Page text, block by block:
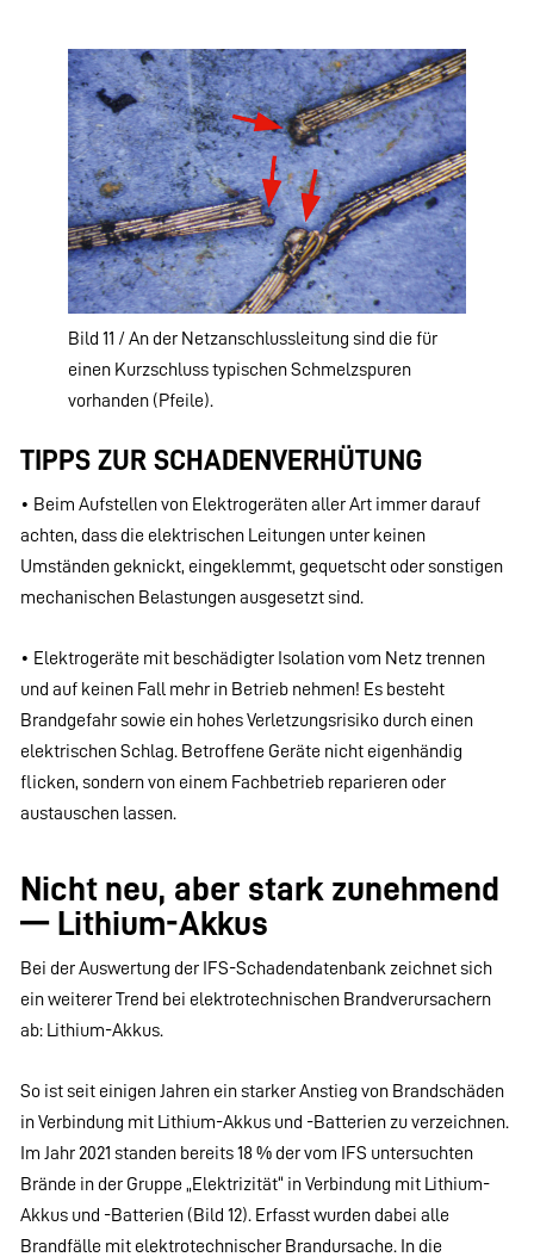
Bild 11 / An der Netzanschlussleitung sind die für
einen Kurzschluss typischen Schmelzspuren
vorhanden (Pfeile).
TIPPS ZUR SCHADENVERHÜTUNG
• Beim Aufstellen von Elektrogeräten aller Art immer darauf
achten, dass die elektrischen Leitungen unter keinen
Umständen geknickt, eingeklemmt, gequetscht oder sonstigen
mechanischen Belastungen ausgesetzt sind.
• Elektrogeräte mit beschädigter Isolation vom Netz trennen
und auf keinen Fall mehr in Betrieb nehmen! Es besteht
Brandgefahr sowie ein hohes Verletzungsrisiko durch einen
elektrischen Schlag. Betroffene Geräte nicht eigenhändig
flicken, sondern von einem Fachbetrieb reparieren oder
austauschen lassen.
Nicht neu, aber stark zunehmend
— Lithium-Akkus
Bei der Auswertung der IFS-Schadendatenbank zeichnet sich
ein weiterer Trend bei elektrotechnischen Brandverursachern
ab: Lithium-Akkus.
So ist seit einigen Jahren ein starker Anstieg von Brandschäden
in Verbindung mit Lithium-Akkus und -Batterien zu verzeichnen.
Im Jahr 2021 standen bereits 18 % der vom IFS untersuchten
Brände in der Gruppe „Elektrizität“ in Verbindung mit Lithium-
Akkus und -Batterien (Bild 12). Erfasst wurden dabei alle
Brandfälle mit elektrotechnischer Brandursache. In die